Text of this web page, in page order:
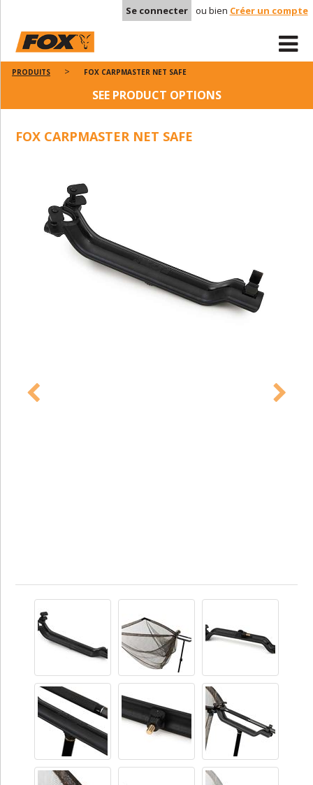
Se connecter ou bien Créer un compte
PRODUITS FOX CARPMASTER NET SAFE
SEE PRODUCT OPTIONS
FOX CARPMASTER NET SAFE